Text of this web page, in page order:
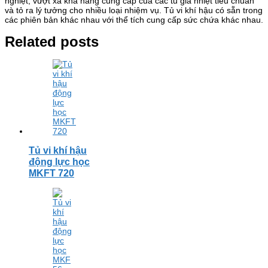
và tỏ ra lý tưởng cho nhiều loại nhiệm vụ. Tủ vi khí hậu có sẵn trong
các phiên bản khác nhau với thể tích cung cấp sức chứa khác nhau.
Related posts
Tủ vi khí hậu
động lực học
MKFT 720